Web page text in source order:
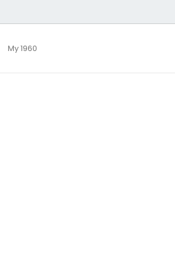
My 1960